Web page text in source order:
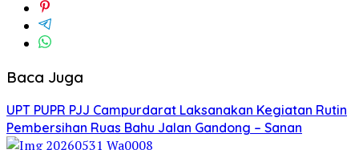
Baca Juga
UPT PUPR PJJ Campurdarat Laksanakan Kegiatan Rutin
Pembersihan Ruas Bahu Jalan Gandong – Sanan